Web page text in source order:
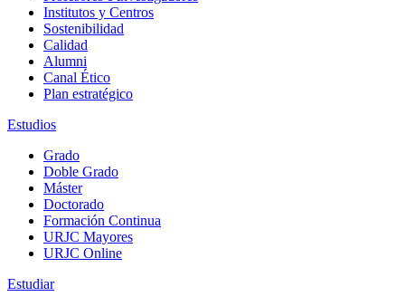
Institutos y Centros
Sostenibilidad
Calidad
Alumni
Canal Ético
Plan estratégico
Estudios
Grado
Doble Grado
Máster
Doctorado
Formación Continua
URJC Mayores
URJC Online
Estudiar